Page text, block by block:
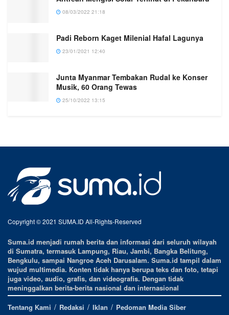
08/03/2022 21:18
Padi Reborn Kaget Milenial Hafal Lagunya
23/01/2021 12:40
Junta Myanmar Tembakan Rudal ke Konser
Musik, 60 Orang Tewas
25/10/2022 13:15
Copyright © 2021 SUMA.ID All-Rights-Reserved
Suma.id menjadi rumah berita dan informasi dari seluruh wilayah
di Sumatra, termasuk Lampung, Riau, Jambi, Bangka Belitung,
Bengkulu, sampai Nangroe Aceh Darusalam. Suma.id tampil dalam
wujud multimedia. Konten tidak hanya berupa teks dan foto, tetapi
juga video, audio, grafis, dan videografis. Dengan tidak
meninggalkan berita-berita nasional dan internasional
Tentang Kami
Redaksi Iklan Pedoman Media Siber